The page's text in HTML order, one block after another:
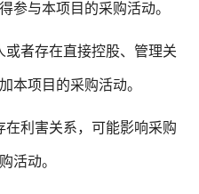
参与本项目的采购活动。
或者存在直接控股、管理关
本项目的采购活动。
在利害关系，可能影响采购
活动。